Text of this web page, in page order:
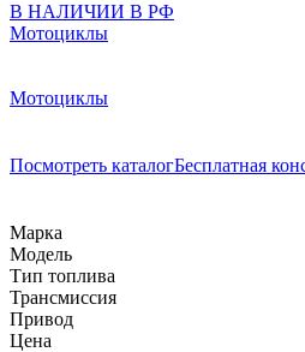
В НАЛИЧИИ В РФ
Мотоциклы
Мотоциклы
Посмотреть каталогБесплатная
Марка
Модель
Тип топлива
Трансмиссия
Привод
Цена